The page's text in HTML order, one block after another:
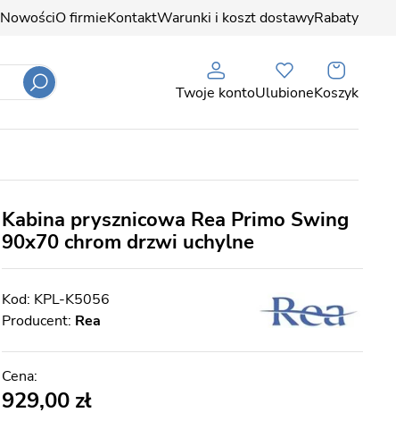
NowościO firmieKontaktWarunki i koszt dostawyRabaty
Twoje kontoUlubioneKoszyk
Kabina prysznicowa Rea Primo Swing
90x70 chrom drzwi uchylne
KPL-K5056
Producent: Rea
929,00